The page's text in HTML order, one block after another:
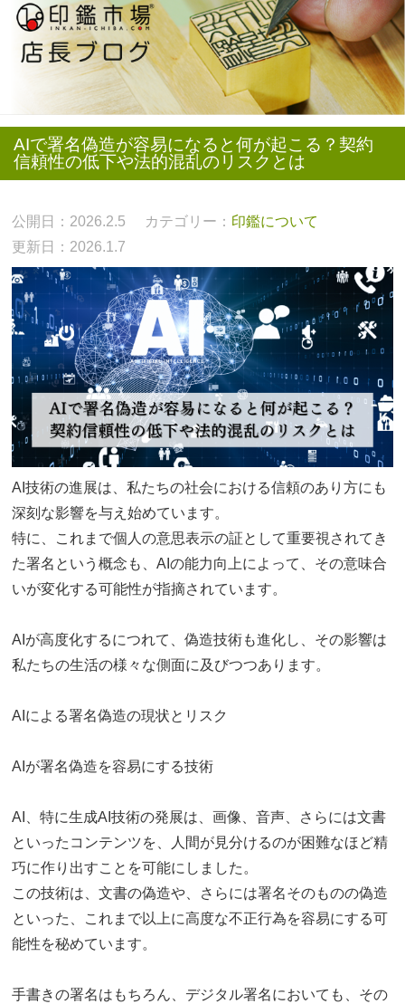
AIで署名偽造が容易になると何が起こる？契約
信頼性の低下や法的混乱のリスクとは
公開日：2026.2.5 カテゴリー： 印鑑について
更新日：2026.1.7
AI技術の進展は、私たちの社会における信頼のあり方にも
深刻な影響を与え始めています。
特に、これまで個人の意思表示の証として重要視されてき
た署名という概念も、AIの能力向上によって、その意味合
いが変化する可能性が指摘されています。
AIが高度化するにつれて、偽造技術も進化し、その影響は
私たちの生活の様々な側面に及びつつあります。
AIによる署名偽造の現状とリスク
AIが署名偽造を容易にする技術
AI、特に生成AI技術の発展は、画像、音声、さらには文書
といったコンテンツを、人間が見分けるのが困難なほど精
巧に作り出すことを可能にしました。
この技術は、文書の偽造や、さらには署名そのものの偽造
といった、これまで以上に高度な不正行為を容易にする可
能性を秘めています。
手書きの署名はもちろん、デジタル署名においても、その